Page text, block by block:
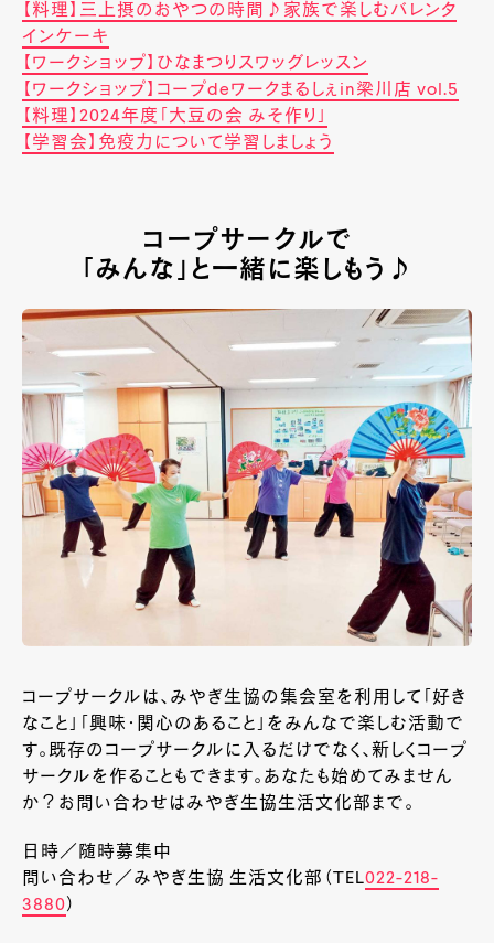
【料理】三上摂のおやつの時間♪家族で楽しむバレンタ
インケーキ
【ワークショップ】ひなまつりスワッグレッスン
【ワークショップ】コープdeワークまるしぇin梁川店 vol.5
【料理】2024年度「大豆の会 みそ作り」
【学習会】免疫力について学習しましょう
コープサークルで
「みんな」と一緒に楽しもう♪
コープサークルは、みやぎ生協の集会室を利用して「好き
なこと」「興味・関心のあること」をみんなで楽しむ活動で
す。既存のコープサークルに入るだけでなく、新しくコープ
サークルを作ることもできます。あなたも始めてみません
か？お問い合わせはみやぎ生協生活文化部まで。
日時／随時募集中
問い合わせ／みやぎ生協 生活文化部（TEL022-218-
3880）